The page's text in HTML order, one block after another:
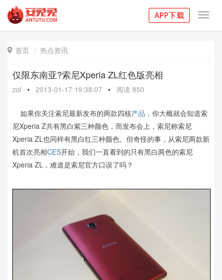
 首页 热点资讯
仅限东南亚?索尼Xperia ZL红色版亮相
zol • 2013-01-17 19:38:07 • 阅读 850
如果你关注索尼最新发布的两款四核产品 ，你大概就会知道索
尼Xperia Z共有黑白紫三种颜色，而发布会上，索尼称索尼
Xperia ZL也同样有黑白红三种颜色。但奇怪的事，从索尼两款新
机首次亮相CES开始，我们一直看到的只有黑白两色的索尼
Xperia ZL，难道是索尼官方口误了吗？